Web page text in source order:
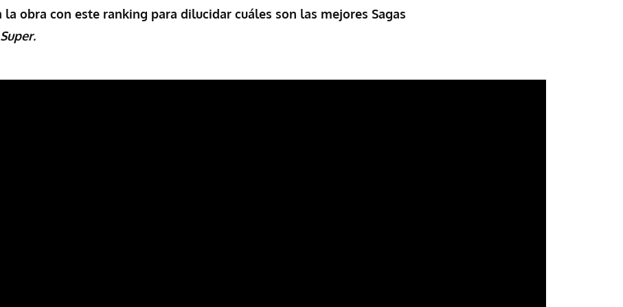
la obra con este ranking para dilucidar cuáles son las mejores Sagas